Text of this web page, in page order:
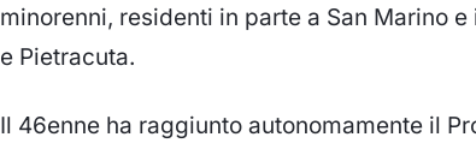
minorenni, residenti in parte a San Marino
e Pietracuta.
Il 46enne ha raggiunto autonomamente il